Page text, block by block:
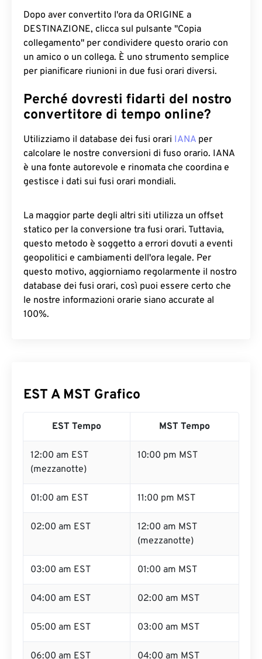
Dopo aver convertito l'ora da ORIGINE a
DESTINAZIONE, clicca sul pulsante "Copia
collegamento" per condividere questo orario con
un amico o un collega. È uno strumento semplice
per pianificare riunioni in due fusi orari diversi.
Perché dovresti fidarti del nostro
convertitore di tempo online?
Utilizziamo il database dei fusi orari IANA per
calcolare le nostre conversioni di fuso orario. IANA
è una fonte autorevole e rinomata che coordina e
gestisce i dati sui fusi orari mondiali.
La maggior parte degli altri siti utilizza un offset
statico per la conversione tra fusi orari. Tuttavia,
questo metodo è soggetto a errori dovuti a eventi
geopolitici e cambiamenti dell'ora legale. Per
questo motivo, aggiorniamo regolarmente il nostro
database dei fusi orari, così puoi essere certo che
le nostre informazioni orarie siano accurate al
100%.
EST A MST Grafico
EST Tempo MST Tempo
12:00 am EST
(mezzanotte)
10:00 pm MST
01:00 am EST 11:00 pm MST
02:00 am EST
12:00 am MST
(mezzanotte)
03:00 am EST 01:00 am MST
04:00 am EST 02:00 am MST
05:00 am EST 03:00 am MST
06:00 am EST 04:00 am MST